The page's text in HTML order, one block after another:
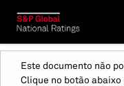
Este documento não
Clique no botão